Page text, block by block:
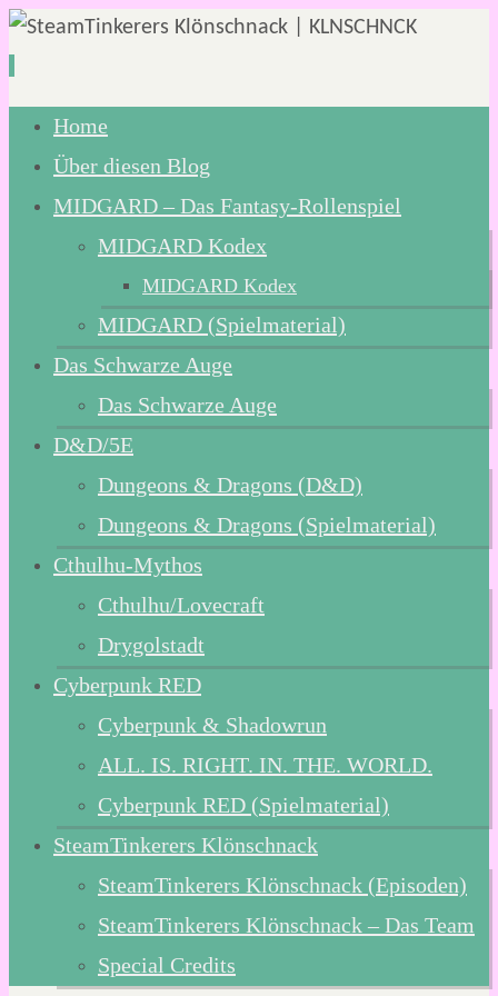
Zum
Inhalt
springen
Home
Über diesen Blog
MIDGARD – Das Fantasy-Rollenspiel
MIDGARD Kodex
MIDGARD Kodex
MIDGARD (Spielmaterial)
Das Schwarze Auge
Das Schwarze Auge
D&D/5E
Dungeons & Dragons (D&D)
Dungeons & Dragons (Spielmaterial)
Cthulhu-Mythos
Cthulhu/Lovecraft
Drygolstadt
Cyberpunk RED
Cyberpunk & Shadowrun
ALL. IS. RIGHT. IN. THE. WORLD.
Cyberpunk RED (Spielmaterial)
SteamTinkerers Klönschnack
SteamTinkerers Klönschnack (Episoden)
SteamTinkerers Klönschnack – Das Team
Special Credits